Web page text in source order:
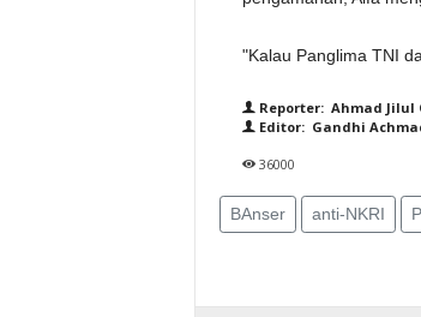
"Kalau Panglima TNI
Reporter: Ahmad Jilul
Editor: Gandhi
36000
BAnser anti-NKRI